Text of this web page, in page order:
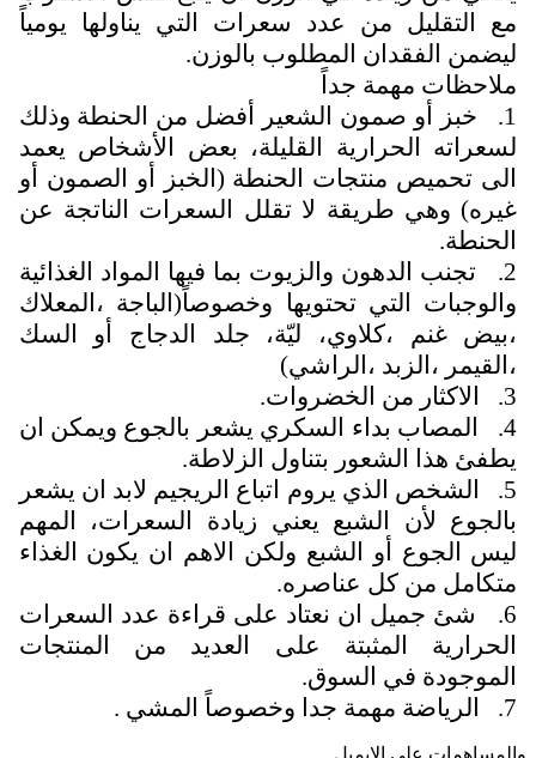
مع التقليل من عدد سعرات التي يناولها يومياً
ليضمن الفقدان المطلوب بالوزن.
ملاحظات مهمة جداً
1. خبز أو صمون الشعير أفضل من الحنطة وذلك
لسعراته الحرارية القليلة، بعض الأشخاص يعمد
الى تحميص منتجات الحنطة (الخبز أو الصمون أو
غيره) وهي طريقة لا تقلل السعرات الناتجة عن
الحنطة.
2. تجنب الدهون والزيوت بما فيها المواد الغذائية
والوجبات التي تحتويها وخصوصاً(الباجة ،المعلاك
،بيض غنم ،كلاوي، ليّة، جلد الدجاج أو السك
،القيمر ،الزبد ،الراشي)
3. الاكثار من الخضروات.
4. المصاب بداء السكري يشعر بالجوع ويمكن ان
يطفئ هذا الشعور بتناول الزلاطة.
5. الشخص الذي يروم اتباع الريجيم لابد ان يشعر
بالجوع لأن الشبع يعني زيادة السعرات، المهم
ليس الجوع أو الشبع ولكن الاهم ان يكون الغذاء
متكامل من كل عناصره.
6. شئ جميل ان نعتاد على قراءة عدد السعرات
الحرارية المثبتة على العديد من المنتجات
الموجودة في السوق.
7. الرياضة مهمة جدا وخصوصاً المشي .